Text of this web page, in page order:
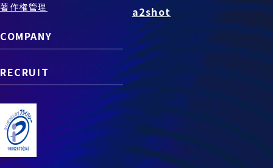
著作権管理
COMPANY
RECRUIT
a2shot